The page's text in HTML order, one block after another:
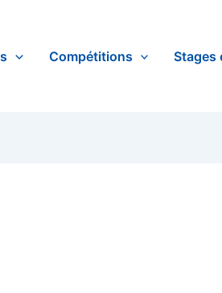
Compétitions Stages